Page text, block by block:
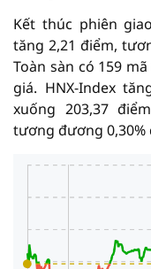
Kết thúc phiên
tăng 2,21 điểm,
Toàn sàn có 159
giá. HNX-Index
xuống 203,37
tương đương 0,30%